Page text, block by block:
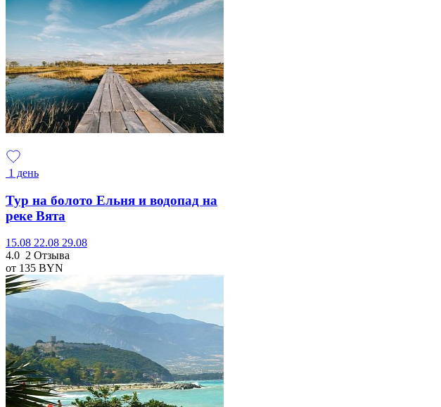
1 день
Тур на болото Ельня и водопад на
реке Вята
15.08 22.08 29.08
4.0 2 Отзыва
от 135 BYN